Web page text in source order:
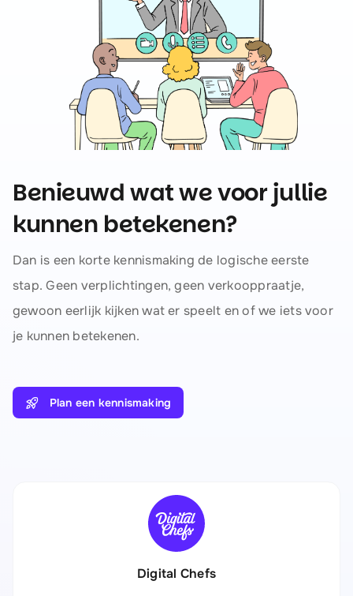
Benieuwd wat we voor jullie
kunnen betekenen?
Dan is een korte kennismaking de logische eerste
stap. Geen verplichtingen, geen verkooppraatje,
gewoon eerlijk kijken wat er speelt en of we iets voor
je kunnen betekenen.
Plan een kennismaking
Digital Chefs